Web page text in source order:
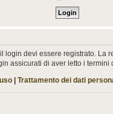
login devi essere registrato. La
assicurati di aver letto i termini
| Trattamento dei dati